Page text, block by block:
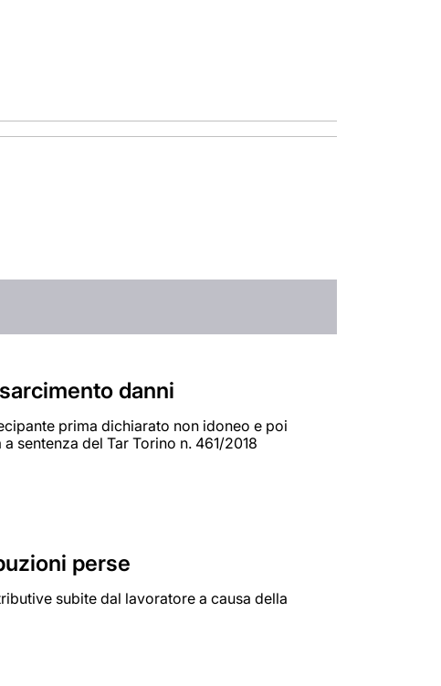
danni
prima dichiarato non idoneo e poi
sentenza del Tar Torino n. 461/2018
perse
subite dal lavoratore a causa della